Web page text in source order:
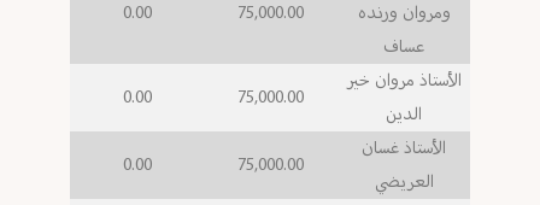
ومروان ورنده
عساف
75,000.00
0.00
الأستاذ مروان خير
الدين
75,000.00
0.00
الأستاذ غسان
العريضي
75,000.00
0.00